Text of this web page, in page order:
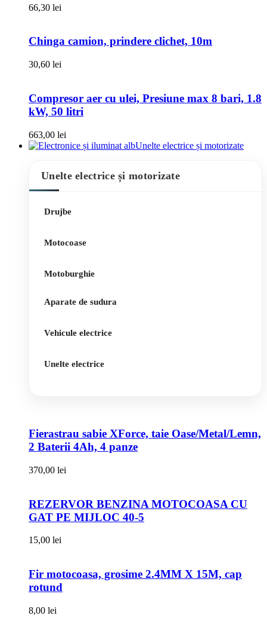
66,30 lei
Chinga camion, prindere clichet, 10m
30,60 lei
Compresor aer cu ulei, Presiune max 8 bari, 1.8
kW, 50 litri
663,00 lei
Unelte electrice și motorizate
Unelte electrice și motorizate
Drujbe
Motocoase
Motoburghie
Aparate de sudura
Vehicule electrice
Unelte electrice
Fierastrau sabie XForce, taie Oase/Metal/Lemn,
2 Baterii 4Ah, 4 panze
370,00 lei
REZERVOR BENZINA MOTOCOASA CU
GAT PE MIJLOC 40-5
15,00 lei
Fir motocoasa, grosime 2.4MM X 15M, cap
rotund
8,00 lei